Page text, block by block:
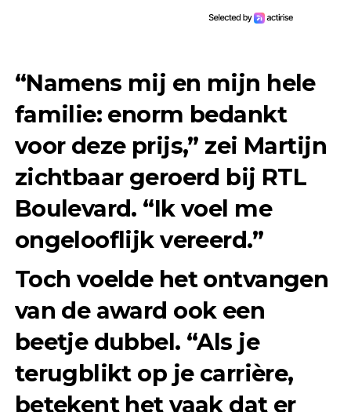
“Namens mij en mijn hele
familie: enorm bedankt
voor deze prijs,” zei Martijn
zichtbaar geroerd bij RTL
Boulevard. “Ik voel me
ongelooflijk vereerd.”
Toch voelde het ontvangen
van de award ook een
beetje dubbel. “Als je
terugblikt op je carrière,
betekent het vaak dat er